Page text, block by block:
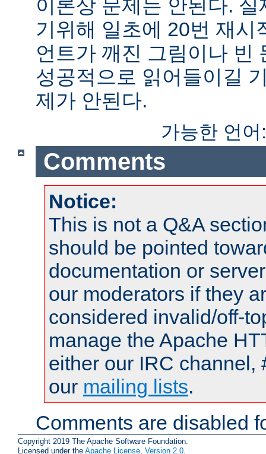
이론상 문제는 안된다.
기위해 일초에 20번 재시
언트가 깨진 그림이나 빈
성공적으로 읽어들이길
제가 안된다.
가능한 언
Comments
Notice:
This is not a Q&A
should be pointed
documentation or
our moderators if they
considered invalid/off-
manage the Apache
either our IRC channel,
our mailing lists.
Comments are disabled
Copyright 2019 The Apache Software Foundation.
Licensed under the Apache License, Version 2.0.